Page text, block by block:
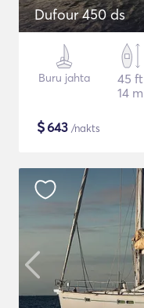
Dufour 450 ds
Buru jahta
45 ft
14 m
$643 /nakts